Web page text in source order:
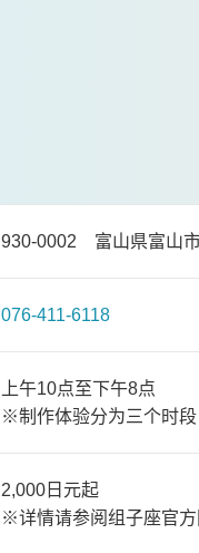
930-0002 富山県富山
076-411-6118
上午10点至下午8点
※制作体验分为三个时
2,000日元起
※详情请参阅组子座官方